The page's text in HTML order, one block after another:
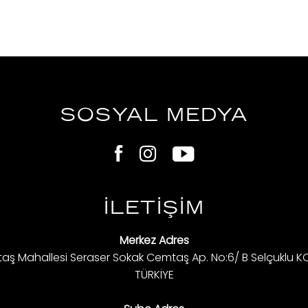
SOSYAL MEDYA
İLETİŞİM
Merkez Adres
Mahallesi Seraser Sokak Cemtaş Ap. No:6/ B Selçuklu
TÜRKİYE